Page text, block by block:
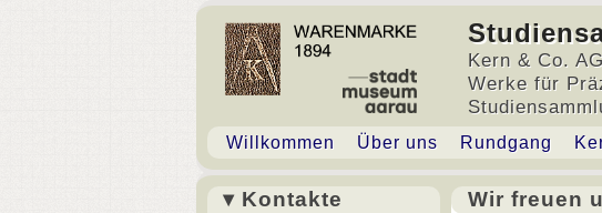
Kern & Co.
Werke für
Willkommen Über uns Rundgang
▾ Kontakte Wir freuen